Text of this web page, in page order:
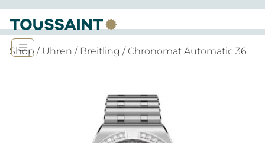
Shop / Uhren / Breitling / Chronomat Automatic 36